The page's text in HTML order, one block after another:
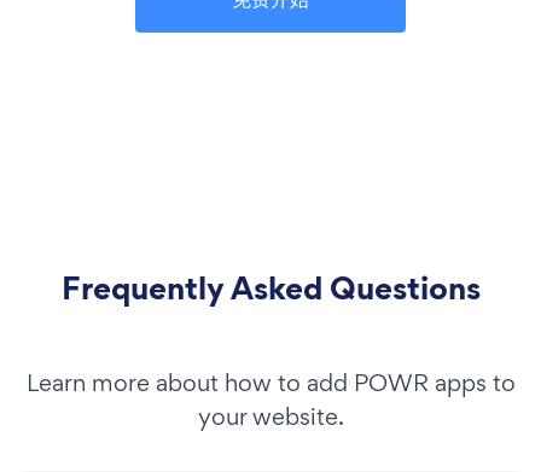
Frequently Asked Questions
Learn more about how to add POWR apps to
your website.